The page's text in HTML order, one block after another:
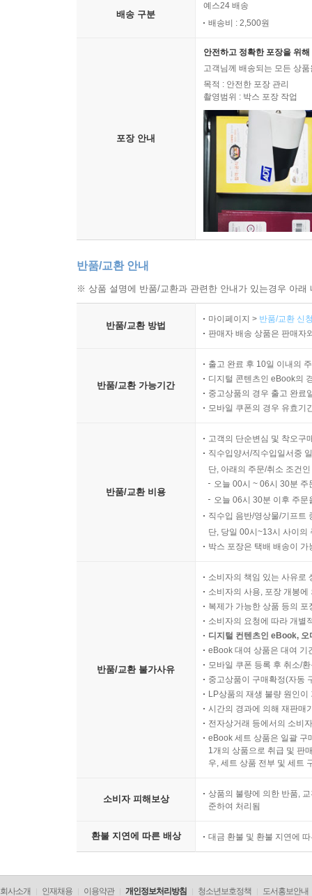
배송 구분
예스24 배송
배송비 : 2,500원
포장 안내
안전하고 정확한 포장을 위
고객님께 배송되는 모든 상
목적 : 안전한 포장 관리
촬영범위 : 박스 포장 작업
반품/교환 안내
※ 상품 설명에 반품/교환과 관련한 안내가 있는경우 아
반품/교환 방법
마이페이지 > 반품/교환 신
판매자 배송 상품은 판매자
반품/교환 가능기간
출고 완료 후 10일 이내의
디지털 콘텐츠인 eBook의
중고상품의 경우 출고 완료
모바일 쿠폰의 경우 유효기
반품/교환 비용
고객의 단순변심 및 착오구
직수입양서/직수입일서중
단, 아래의 주문/취소 조건
오늘 00시 ~ 06시 30분
오늘 06시 30분 이후 주
직수입 음반/영상물/기프트
단, 당일 00시~13시 사이의
박스 포장은 택배 배송이
반품/교환 불가사유
소비자의 책임 있는 사유로
소비자의 사용, 포장 개봉
복제가 가능한 상품 등의
소비자의 요청에 따라 개별
디지털 컨텐츠인 eBook,
eBook 대여 상품은 대여 기
모바일 쿠폰 등록 후 취소/
중고상품이 구매확정(자동
LP상품의 재생 불량 원인
시간의 경과에 의해 재판매
전자상거래 등에서의 소비
eBook 세트 상품은 일괄 구
1개의 상품으로 취급 및 판
우, 세트 상품 전부 및 세트
소비자 피해보상
상품의 불량에 의한 반품,
준하여 처리됨
환불 지연에 따른 배상 대금 환불 및 환불 지연에
회사소개 인재채용 이용약관 개인정보처리방침 청소년보호정책 도서홍보안내